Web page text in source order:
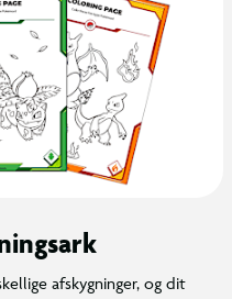
afskygninger, og dit